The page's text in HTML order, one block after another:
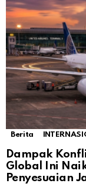
Berita
Dampak
Global Ini
Penyesuaian